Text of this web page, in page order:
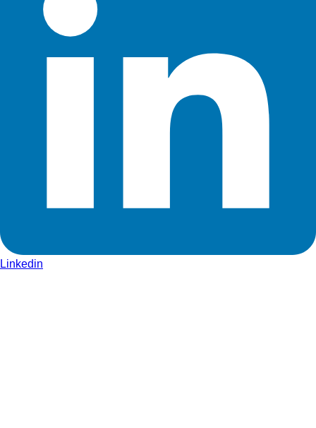
Linkedin